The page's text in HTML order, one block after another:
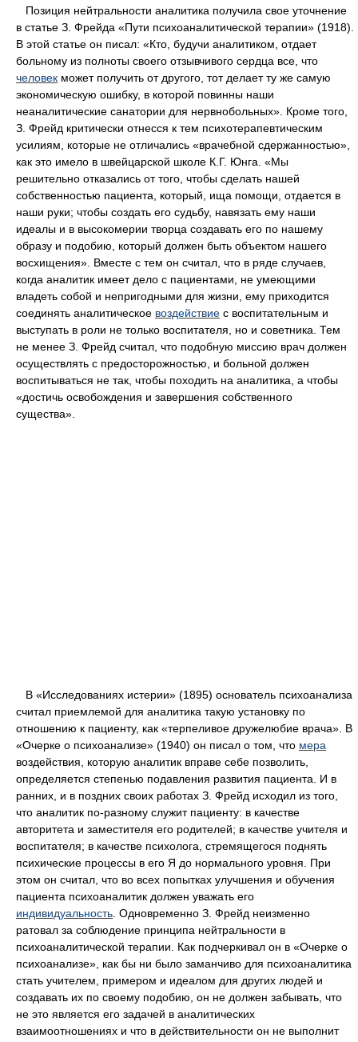
Позиция нейтральности аналитика получила свое уточнение
в статье З. Фрейда «Пути психоаналитической терапии» (1918).
В этой статье он писал: «Кто, будучи аналитиком, отдает
больному из полноты своего отзывчивого сердца все, что
человек может получить от другого, тот делает ту же самую
экономическую ошибку, в которой повинны наши
неаналитические санатории для нервнобольных». Кроме того,
З. Фрейд критически отнесся к тем психотерапевтическим
усилиям, которые не отличались «врачебной сдержанностью»,
как это имело в швейцарской школе К.Г. Юнга. «Мы
решительно отказались от того, чтобы сделать нашей
собственностью пациента, который, ища помощи, отдается в
наши руки; чтобы создать его судьбу, навязать ему наши
идеалы и в высокомерии творца создавать его по нашему
образу и подобию, который должен быть объектом нашего
восхищения». Вместе с тем он считал, что в ряде случаев,
когда аналитик имеет дело с пациентами, не умеющими
владеть собой и непригодными для жизни, ему приходится
соединять аналитическое воздействие с воспитательным и
выступать в роли не только воспитателя, но и советника. Тем
не менее З. Фрейд считал, что подобную миссию врач должен
осуществлять с предосторожностью, и больной должен
воспитываться не так, чтобы походить на аналитика, а чтобы
«достичь освобождения и завершения собственного
существа».
В «Исследованиях истерии» (1895) основатель психоанализа
считал приемлемой для аналитика такую установку по
отношению к пациенту, как «терпеливое дружелюбие врача». В
«Очерке о психоанализе» (1940) он писал о том, что мера
воздействия, которую аналитик вправе себе позволить,
определяется степенью подавления развития пациента. И в
ранних, и в поздних своих работах З. Фрейд исходил из того,
что аналитик по-разному служит пациенту: в качестве
авторитета и заместителя его родителей; в качестве учителя и
воспитателя; в качестве психолога, стремящегося поднять
психические процессы в его Я до нормального уровня. При
этом он считал, что во всех попытках улучшения и обучения
пациента психоаналитик должен уважать его
индивидуальность . Одновременно З. Фрейд неизменно
ратовал за соблюдение принципа нейтральности в
психоаналитической терапии. Как подчеркивал он в «Очерке о
психоанализе», как бы ни было заманчиво для психоаналитика
стать учителем, примером и идеалом для других людей и
создавать их по своему подобию, он не должен забывать, что
не это является его задачей в аналитических
взаимоотношениях и что в действительности он не выполнит